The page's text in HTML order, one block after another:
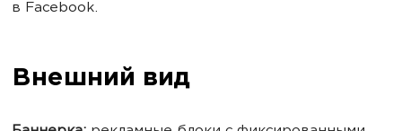
в Facebook.
Внешний вид